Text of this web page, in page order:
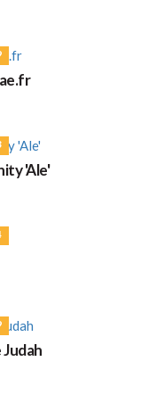
'Ale'